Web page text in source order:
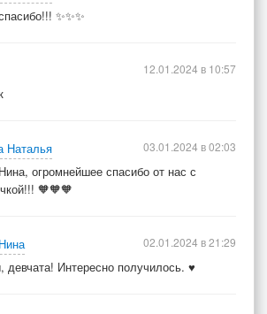
✨✨✨
12.01.2024 в 10:57
Наталья
огромнейшее спасибо от нас с
🧡🧡🧡
03.01.2024 в 02:03
Интересно получилось. ♥
02.01.2024 в 21:29